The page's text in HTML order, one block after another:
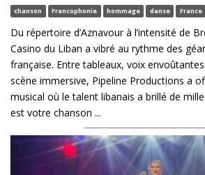
chanson Francophonie hommage danse France
Du répertoire d’Aznavour à l’intensité de
Casino du Liban a vibré au rythme des
française. Entre tableaux, voix
scène immersive, Pipeline Productions a
musical où le talent libanais a brillé de
est votre chanson ...